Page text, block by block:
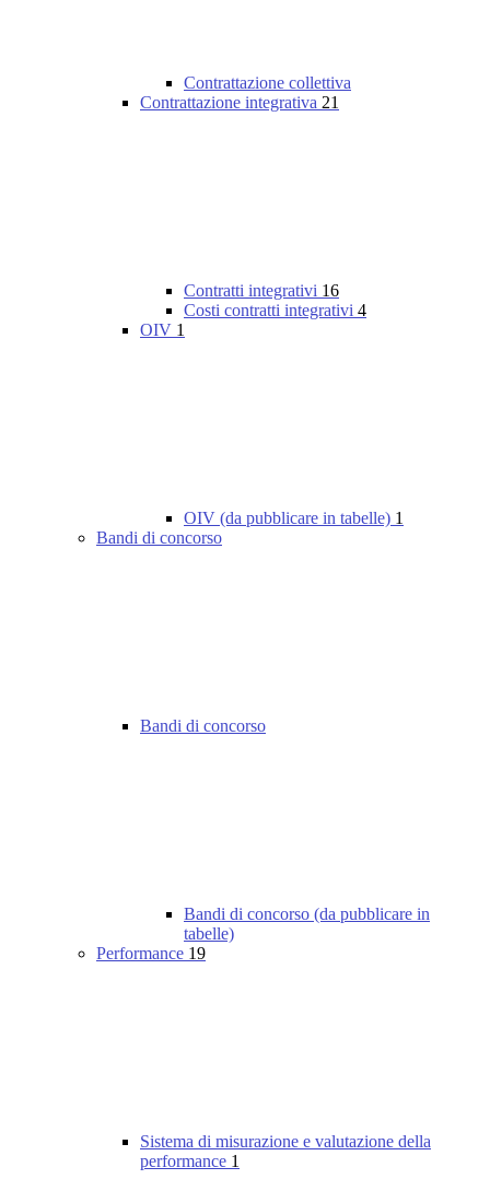
Contrattazione collettiva
Contrattazione integrativa 21
Contratti integrativi 16
Costi contratti integrativi 4
OIV 1
OIV (da pubblicare in tabelle) 1
Bandi di concorso
Bandi di concorso
Bandi di concorso (da pubblicare in
tabelle)
Performance 19
Sistema di misurazione e valutazione della
performance 1